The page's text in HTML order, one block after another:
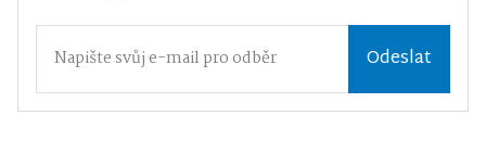
Odeslat